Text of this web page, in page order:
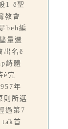
1 ê聖
教會
beh編
量選
出名ê
詩體
ê完
年
則所選
過第7
ta̍k首